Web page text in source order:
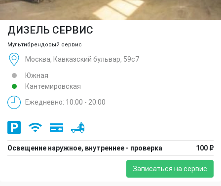
ДИЗЕЛЬ СЕРВИС
Мультибрендовый сервис
Москва, Кавказский бульвар, 59с7
Южная
Кантемировская
Ежедневно: 10:00 - 20:00
Освещение наружное, внутреннее - проверка 100 ₽
Записаться на сервис